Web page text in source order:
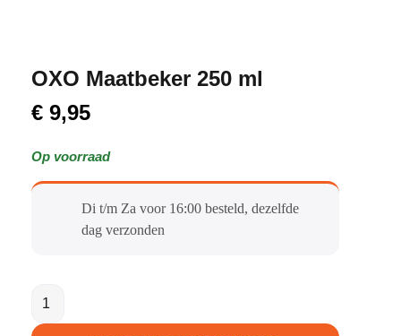
OXO Maatbeker 250 ml
€ 9,95
Op voorraad
Di t/m Za voor 16:00 besteld, dezelfde
dag verzonden​